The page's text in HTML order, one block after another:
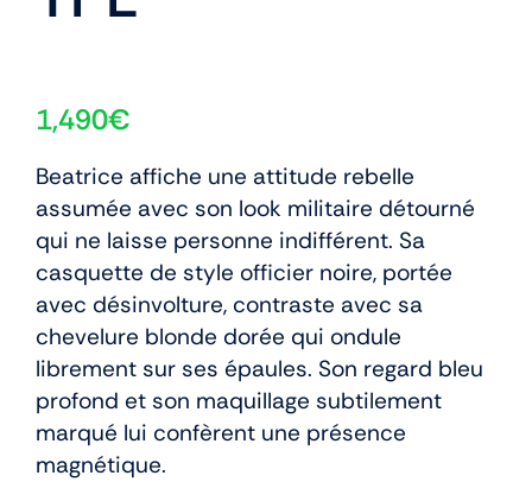
1,490€
Beatrice affiche une attitude rebelle
assumée avec son look militaire détourné
qui ne laisse personne indifférent. Sa
casquette de style officier noire, portée
avec désinvolture, contraste avec sa
chevelure blonde dorée qui ondule
librement sur ses épaules. Son regard bleu
profond et son maquillage subtilement
marqué lui confèrent une présence
magnétique.